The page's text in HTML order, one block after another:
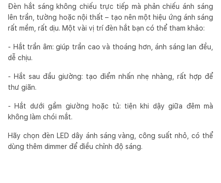
Đèn hắt sáng không chiếu trực tiếp mà phản chiếu ánh sáng
lên trần, tường hoặc nội thất – tạo nên một hiệu ứng ánh sáng
rất mềm, rất dịu. Một vài vị trí đèn hắt bạn có thể tham khảo:
- Hắt trần âm: giúp trần cao và thoáng hơn, ánh sáng lan đều,
dễ chịu.
- Hắt sau đầu giường: tạo điểm nhấn nhẹ nhàng, rất hợp để
thư giãn.
- Hắt dưới gầm giường hoặc tủ: tiện khi dậy giữa đêm mà
không làm chói mắt.
Hãy chọn đèn LED dây ánh sáng vàng, công suất nhỏ, có thể
dùng thêm dimmer để điều chỉnh độ sáng.